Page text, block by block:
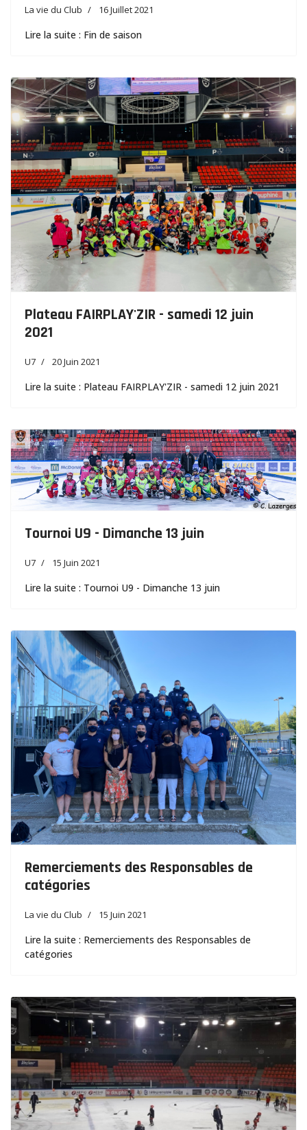
La vie du Club 16 Juillet 2021
Lire la suite : Fin de saison
Plateau FAIRPLAY'ZIR - samedi 12 juin
2021
U7 20 Juin 2021
Lire la suite : Plateau FAIRPLAY'ZIR - samedi 12 juin 2021
Tournoi U9 - Dimanche 13 juin
U7 15 Juin 2021
Lire la suite : Tournoi U9 - Dimanche 13 juin
Remerciements des Responsables de
catégories
La vie du Club 15 Juin 2021
Lire la suite : Remerciements des Responsables de
catégories